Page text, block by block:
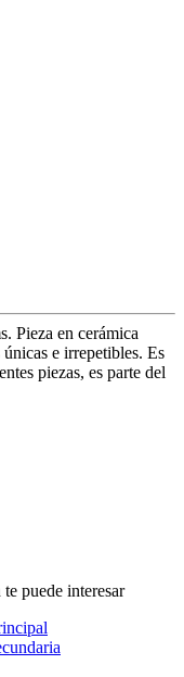
Pieza en cerámica
e irrepetibles. Es
piezas, es parte del